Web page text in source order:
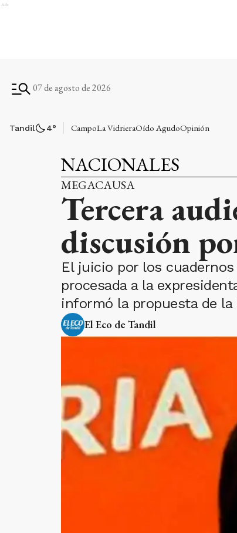
Ads
07 de agosto de 2026
Tandil 4° CampoLa VidrieraOído AgudoOpinión
NACIONALES
MEGACAUSA
Tercera
discusión
El juicio por los
procesada a la
informó la propuesta de la
El Eco de Tandil